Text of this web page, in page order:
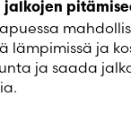
jalkojen
lämpimissä ja
ja saada